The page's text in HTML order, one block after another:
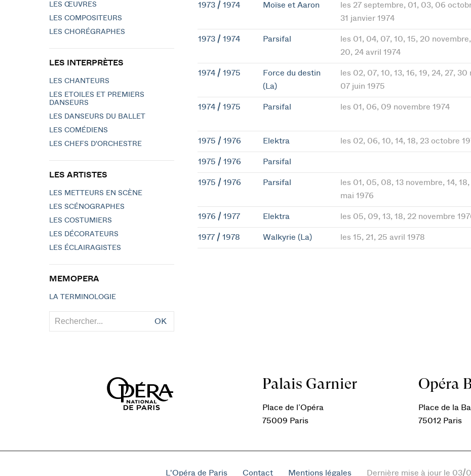
1973 / 1974 Moïse et Aaron
les 27 septembre, 01, 03, 06
31 janvier 1974
1973 / 1974 Parsifal
les 01, 04, 07, 10, 15, 20 novembre,
20, 24 avril 1974
1974 / 1975
Force du destin
(La)
les 02, 07, 10, 13, 16, 19, 24, 27, 30
07 juin 1975
1974 / 1975 Parsifal les 01, 06, 09 novembre 1974
1975 / 1976 Elektra les 02, 06, 10, 14, 18, 23 octobre
1975 / 1976 Parsifal
1975 / 1976 Parsifal
les 01, 05, 08, 13 novembre, 14, 18,
mai 1976
1976 / 1977 Elektra les 05, 09, 13, 18, 22 novembre
1977 / 1978 Walkyrie (La) les 15, 21, 25 avril 1978
LES ŒUVRES
LES COMPOSITEURS
LES CHORÉGRAPHES
LES INTERPRÈTES
LES CHANTEURS
LES ETOILES ET PREMIERS
DANSEURS
LES DANSEURS DU BALLET
LES COMÉDIENS
LES CHEFS D'ORCHESTRE
LES ARTISTES
LES METTEURS EN SCÈNE
LES SCÉNOGRAPHES
LES COSTUMIERS
LES DÉCORATEURS
LES ÉCLAIRAGISTES
MEMOPERA
LA TERMINOLOGIE
OK
Palais Garnier
Place de l’Opéra
75009 Paris
Opéra
Place de la
75012 Paris
L'Opéra de Paris Contact Mentions légales Dernière mise à jour le 03/